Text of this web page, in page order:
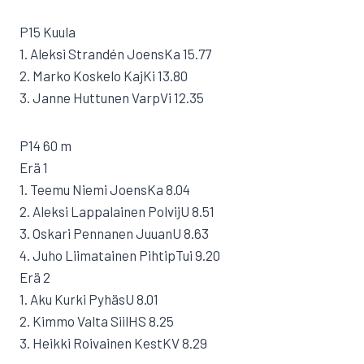
P15 Kuula
1. Aleksi Strandén JoensKa 15.77
2. Marko Koskelo KajKi 13.80
3. Janne Huttunen VarpVi 12.35
P14 60 m
Erä 1
1. Teemu Niemi JoensKa 8.04
2. Aleksi Lappalainen PolvijU 8.51
3. Oskari Pennanen JuuanU 8.63
4. Juho Liimatainen PihtipTui 9.20
Erä 2
1. Aku Kurki PyhäsU 8.01
2. Kimmo Valta SiilHS 8.25
3. Heikki Roivainen KestKV 8.29